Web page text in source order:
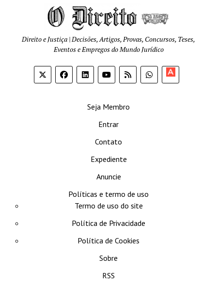
Direito e Justiça | Decisões, Artigos, Provas, Concursos, Teses,
Eventos e Empregos do Mundo Jurídico
Seja Membro
Entrar
Contato
Expediente
Anuncie
Políticas e termo de uso
Termo de uso do site
Política de Privacidade
Política de Cookies
Sobre
RSS